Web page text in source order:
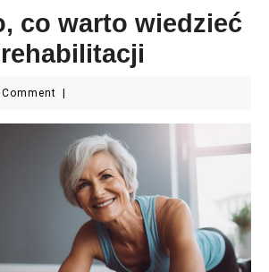
co warto wiedzieć